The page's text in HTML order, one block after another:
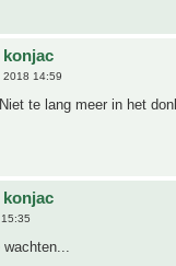
2018 14:59
te lang meer in het